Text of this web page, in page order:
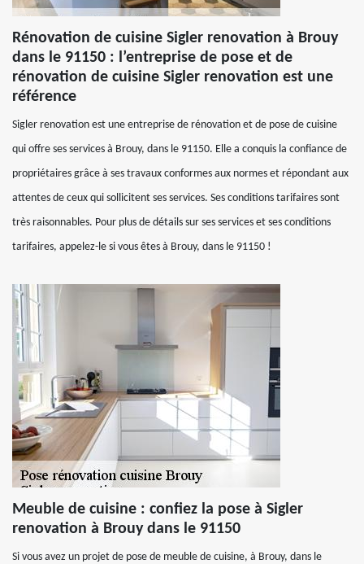
Rénovation de cuisine Sigler renovation à Brouy
dans le 91150 : l’entreprise de pose et de
rénovation de cuisine Sigler renovation est une
référence
Sigler renovation est une entreprise de rénovation et de pose de cuisine
qui offre ses services à Brouy, dans le 91150. Elle a conquis la confiance de
propriétaires grâce à ses travaux conformes aux normes et répondant aux
attentes de ceux qui sollicitent ses services. Ses conditions tarifaires sont
très raisonnables. Pour plus de détails sur ses services et ses conditions
tarifaires, appelez-le si vous êtes à Brouy, dans le 91150 !
Meuble de cuisine : confiez la pose à Sigler
renovation à Brouy dans le 91150
Si vous avez un projet de pose de meuble de cuisine, à Brouy, dans le